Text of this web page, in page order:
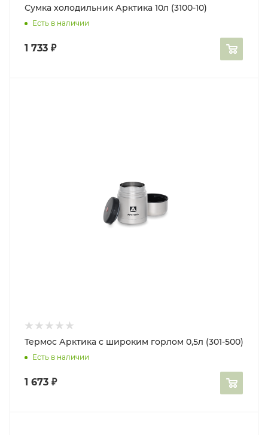
Сумка холодильник Арктика 10л (3100-10)
Есть в наличии
1 733 ₽
Термос Арктика с широким горлом 0,5л (301-500)
Есть в наличии
1 673 ₽